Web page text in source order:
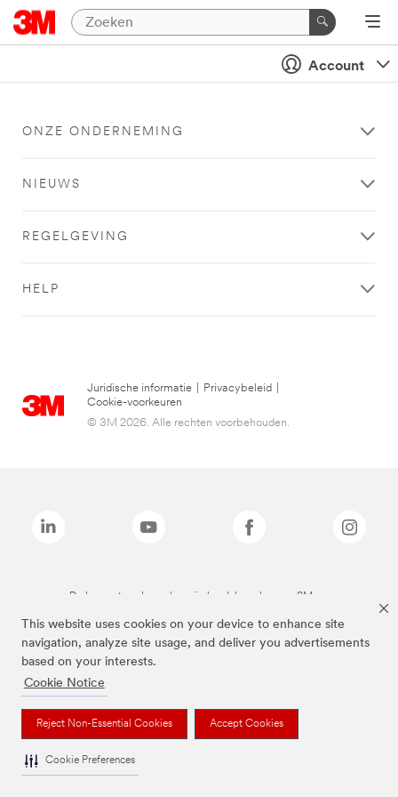
This website uses cookies on your device to enhance site
navigation, analyze site usage, and deliver you advertisements
based on your interests.
Cookie Notice
Reject Non-Essential Cookies Accept Cookies
Cookie Preferences
Account
ONZE ONDERNEMING
NIEUWS
REGELGEVING
HELP
Juridische informatie Privacybeleid
Cookie-voorkeuren
© 3M 2026. Alle rechten voorbehouden.
De bovenstaande merken zijn handelsmerken van 3M.we